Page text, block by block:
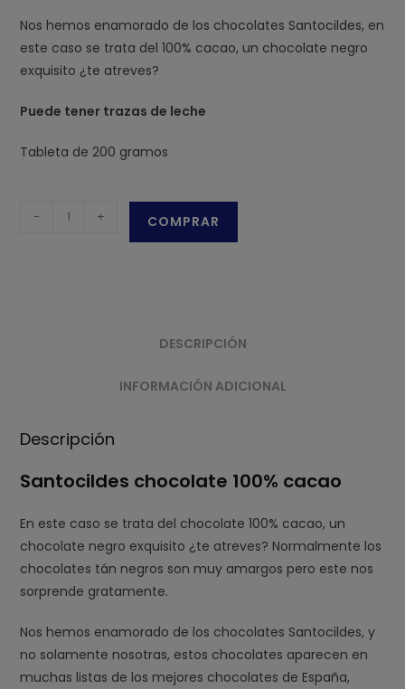
Nos hemos enamorado de los chocolates Santocildes, en
este caso se trata del 100% cacao, un chocolate negro
exquisito ¿te atreves?
Puede tener trazas de leche
Tableta de 200 gramos
Santocildes
- + COMPRAR
DESCRIPCIÓN
INFORMACIÓN ADICIONAL
Descripción
Santocildes chocolate 100% cacao
En este caso se trata del chocolate 100% cacao, un
chocolate negro exquisito ¿te atreves? Normalmente los
chocolates tán negros son muy amargos pero este nos
sorprende gratamente.
Nos hemos enamorado de los chocolates Santocildes, y
no solamente nosotras, estos chocolates aparecen en
muchas listas de los mejores chocolates de España,